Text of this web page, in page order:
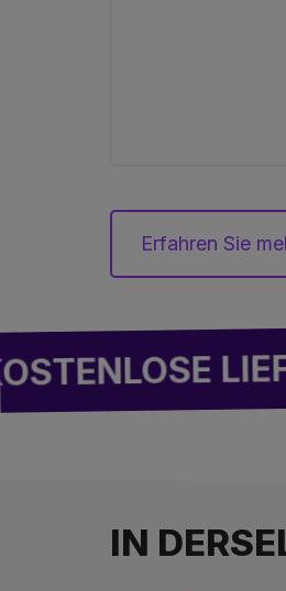
Erfahren Sie
IN